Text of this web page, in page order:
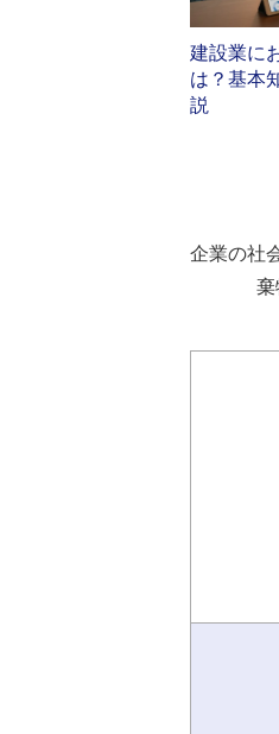
建設業に
は？基本
説
企業の社